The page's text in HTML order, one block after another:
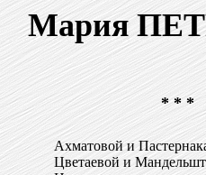
Мария
* * *
Ахматовой и
Цветаевой и